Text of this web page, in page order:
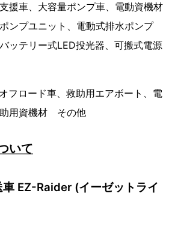
援車、大容量ポンプ車、電動資機材
ンプユニット、電動式排水ポンプ
ッテリー式LED投光器、可搬式電源
フロード車、救助用エアボート、電
用資機材 その他
いて
EZ-Raider (イーゼットライ